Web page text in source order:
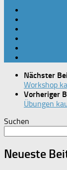
Nächster
Workshop
Vorheriger
Übungen
Suchen
Neueste